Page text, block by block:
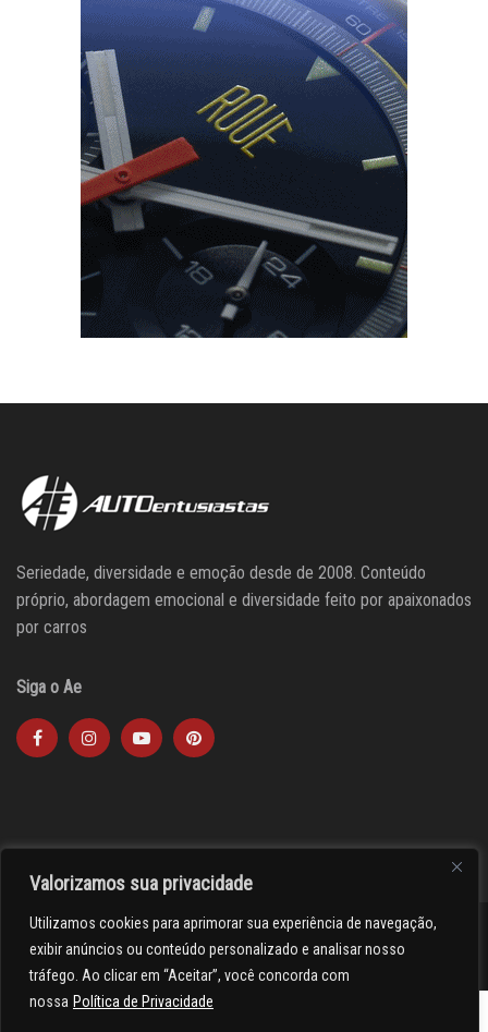
Valorizamos sua privacidade
Utilizamos cookies para aprimorar sua experiência de navegação,
exibir anúncios ou conteúdo personalizado e analisar nosso
tráfego. Ao clicar em “Aceitar”, você concorda com
nossa Política de Privacidade
Seriedade, diversidade e emoção desde de 2008. Conteúdo
próprio, abordagem emocional e diversidade feito por apaixonados
por carros
Siga o Ae
><(((º> 17